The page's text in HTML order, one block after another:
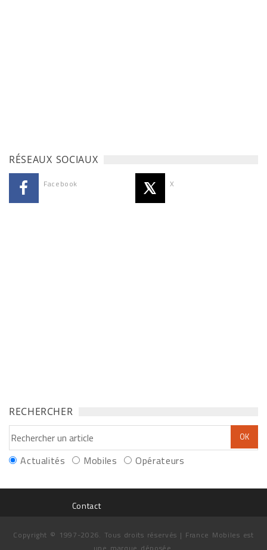
RÉSEAUX SOCIAUX
Facebook X
RECHERCHER
Actualités Mobiles Opérateurs
Contact
Copyright © 1997-2026. Tous droits réservés | France Mobiles est